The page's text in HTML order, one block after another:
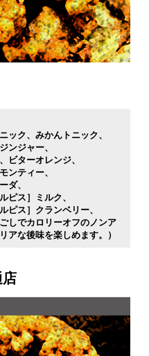
ック
みかんトニック
ンジャー
ビターオレンジ
ンティー
ダ
ルピス］ミルク
ルピス］クランベリー
しでカロリーオフのノンア
アな後味を楽しめます。）